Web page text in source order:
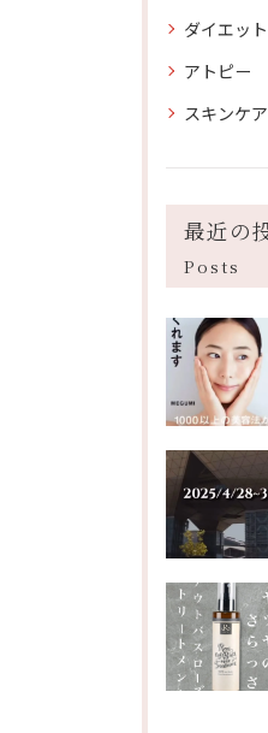
ダイエット
アトピー
スキンケア
最近の
Posts